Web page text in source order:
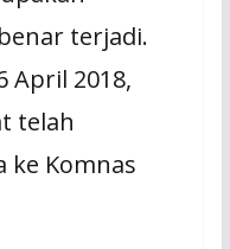
terjadi.
April 2018,
telah
ke Komnas